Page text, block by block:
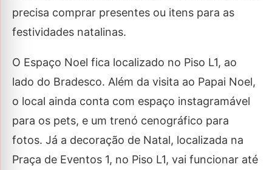
precisa comprar presentes ou itens para as
festividades natalinas.
O Espaço Noel fica localizado no Piso L1, ao
lado do Bradesco. Além da visita ao Papai Noel,
o local ainda conta com espaço instagramável
para os pets, e um trenó cenográfico para
fotos. Já a decoração de Natal, localizada na
Praça de Eventos 1, no Piso L1, vai funcionar até